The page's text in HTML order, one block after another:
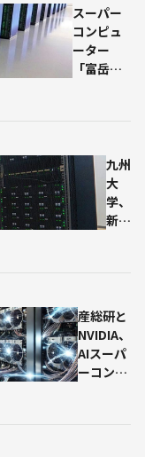
を発表ー
ー1台あた
り3,000ド
ルから、
行可能に
スーパー
コンピュ
ーター
「富岳」
を達成九州
大
学、
新ス
ター
「玄
界」
本格
産総研と
NVIDIA、
AIスーパ
ーコンピ